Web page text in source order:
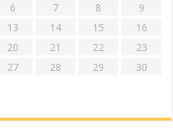
6 7 8
9
13 14 15
16
20 21 22
23
27 28 29
30